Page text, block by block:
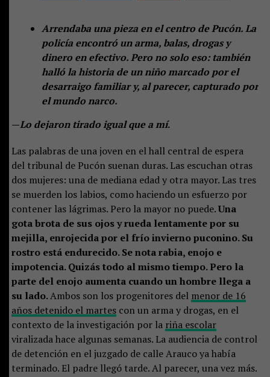
Arrendaba una pieza en el centro de Pucón. La
policía encontró un arma, balas, drogas y
dinero en efectivo. Pero no solo eso: también
halló la historia de un niño marcado por el
desarraigo familiar y, al parecer, capturado por
el mundo narco.
—Lo dejaron tirado igual que a mí.
Las palabras de una joven en el hall central de espera
del tribunal de Pucón suenan duras. Las escuchan otras
dos mujeres: una de mediana edad y otra mayor. Las tres
se muerden los labios, como haciendo un esfuerzo por
contener las lágrimas. Pero la mayor no puede.Una
gota brota de sus ojos y rueda lentamente por su
mejilla, enrojecida por el frío invierno puconino. Su
rostro está endurecido. Se nota rabia, enojo e
impotencia. Quizás todo al mismo tiempo. Pero la
parte del enojo aumenta cuando un hombre llega a
su lado.Ambos son los progenitores del menor de 16
años detenido el martescon un arma y drogas, en el
contexto de la investigación por la riña escolar
viralizada hace algunas semanas. La audiencia de control
de detención en el juzgado de calle Arauco ya había
terminado. El padre llegó tarde. Al parecer, una vez más.